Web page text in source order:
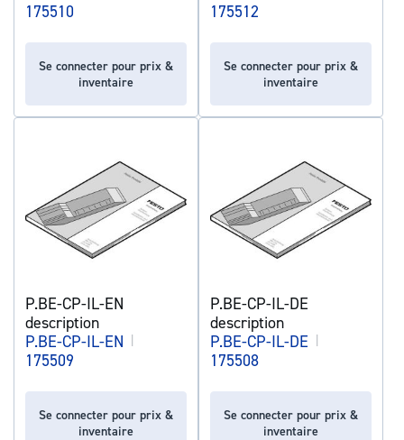
175510
Se connecter pour prix &
inventaire
175512
Se connecter pour prix &
inventaire
P.BE-CP-IL-EN
description
P.BE-CP-IL-EN |
175509
Se connecter pour prix &
inventaire
P.BE-CP-IL-DE
description
P.BE-CP-IL-DE |
175508
Se connecter pour prix &
inventaire